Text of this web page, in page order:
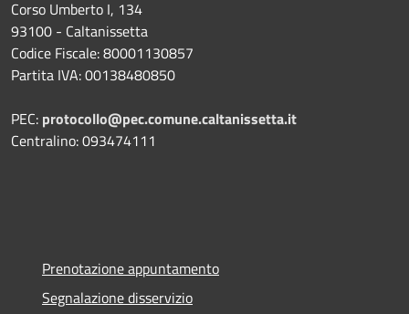
Corso Umberto I, 134
93100 - Caltanissetta
Codice Fiscale: 80001130857
Partita IVA: 00138480850
PEC: protocollo@pec.comune.caltanissetta.it
Centralino: 093474111
Prenotazione appuntamento
Segnalazione disservizio